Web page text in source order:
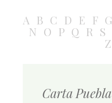
A B C D E F G
N O P Q R S
Z
Carta